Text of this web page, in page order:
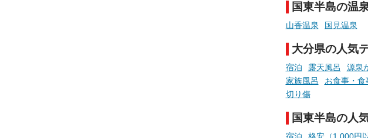
国東半島の温
山香温泉 国見温泉
大分県の人気
宿泊 露天風呂 源泉
家族風呂
お食事・食
切り傷
国東半島の人